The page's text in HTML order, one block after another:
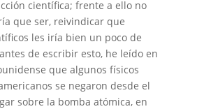
científica; frente a ello no
que ser, reivindicar que
les iría bien un poco de
de escribir esto, he leído en
que algunos físicos
se negaron desde el
sobre la bomba atómica, en